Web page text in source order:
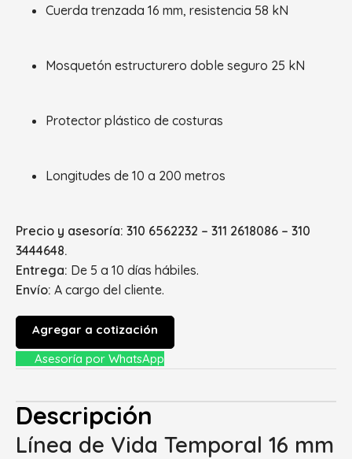
Cuerda trenzada 16 mm, resistencia 58 kN
Mosquetón estructurero doble seguro 25 kN
Protector plástico de costuras
Longitudes de 10 a 200 metros
Precio y asesoría: 310 6562232 – 311 2618086 – 310
3444648.
Entrega: De 5 a 10 días hábiles.
Envío: A cargo del cliente.
Agregar a cotización
Asesoría por WhatsApp
Descripción
Línea de Vida Temporal 16 mm